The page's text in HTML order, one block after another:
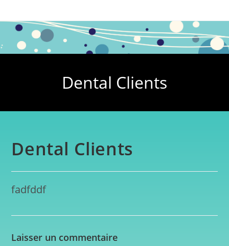
Dental Clients
Dental Clients
fadfddf
Laisser un commentaire